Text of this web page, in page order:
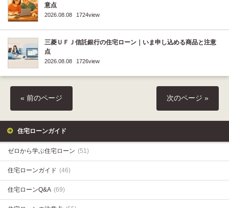
意点
2026.08.08 1724view
三菱ＵＦＪ信託銀行の住宅ローン｜いま申し込める商品と注意
点
2026.08.08 1726view
« 前のページ 次のページ »
住宅ローンガイド
ゼロから学ぶ住宅ローン (51)
住宅ローンガイド (46)
住宅ローンQ&A (69)